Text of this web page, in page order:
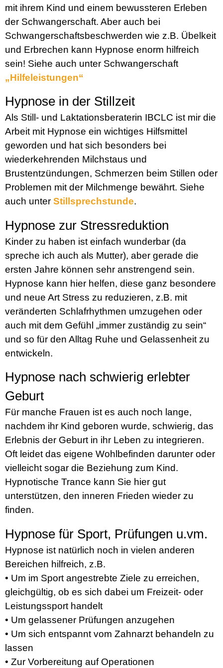
mit ihrem Kind und einem bewussteren Erleben
der Schwangerschaft. Aber auch bei
Schwangerschaftsbeschwerden wie z.B. Übelkeit
und Erbrechen kann Hypnose enorm hilfreich
sein! Siehe auch unter Schwangerschaft
„Hilfeleistungen“
Hypnose in der Stillzeit
Als Still- und Laktationsberaterin IBCLC ist mir die
Arbeit mit Hypnose ein wichtiges Hilfsmittel
geworden und hat sich besonders bei
wiederkehrenden Milchstaus und
Brustentzündungen, Schmerzen beim Stillen oder
Problemen mit der Milchmenge bewährt. Siehe
auch unter Stillsprechstunde.
Hypnose zur Stressreduktion
Kinder zu haben ist einfach wunderbar (da
spreche ich auch als Mutter), aber gerade die
ersten Jahre können sehr anstrengend sein.
Hypnose kann hier helfen, diese ganz besondere
und neue Art Stress zu reduzieren, z.B. mit
veränderten Schlafrhythmen umzugehen oder
auch mit dem Gefühl „immer zuständig zu sein“
und so für den Alltag Ruhe und Gelassenheit zu
entwickeln.
Hypnose nach schwierig erlebter
Geburt
Für manche Frauen ist es auch noch lange,
nachdem ihr Kind geboren wurde, schwierig, das
Erlebnis der Geburt in ihr Leben zu integrieren.
Oft leidet das eigene Wohlbefinden darunter oder
vielleicht sogar die Beziehung zum Kind.
Hypnotische Trance kann Sie hier gut
unterstützen, den inneren Frieden wieder zu
finden.
Hypnose für Sport, Prüfungen u.vm.
Hypnose ist natürlich noch in vielen anderen
Bereichen hilfreich, z.B.
• Um im Sport angestrebte Ziele zu erreichen,
gleichgültig, ob es sich dabei um Freizeit- oder
Leistungssport handelt
• Um gelassener Prüfungen anzugehen
• Um sich entspannt vom Zahnarzt behandeln zu
lassen
• Zur Vorbereitung auf Operationen